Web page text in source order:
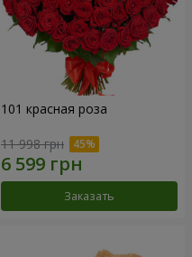
101 красная роза
11 998 грн
Заказать